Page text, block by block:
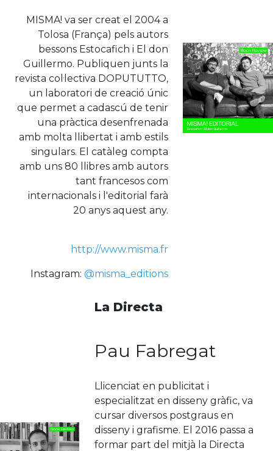
MISMA! va ser creat el 2004 a
Tolosa (França) pels autors
bessons Estocafich i El don
Guillermo. Publiquen junts la
revista col·lectiva DOPUTUTTO,
un laboratori de creació únic
que permet a cadascú de tenir
una pràctica desenfrenada
amb molta llibertat i amb estils
singulars. El catàleg compta
amb uns 80 llibres amb autors
tant francesos com
internacionals i l'editorial farà
20 anys aquest any.
http://www.misma.fr
Instagram:@misma_editions
La Directa
Pau Fabregat
Llicenciat en publicitat i
especialitzat en disseny gràfic, va
cursar diversos postgraus en
disseny i grafisme. El 2016 passa a
formar part del mitjà la Directa